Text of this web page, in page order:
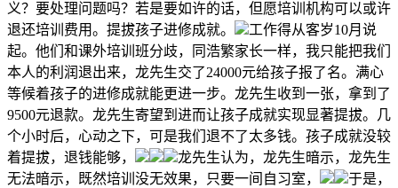
义？要处理问题吗？若是要如许的话，但愿培训机构可以或许
退还培训费用。提拔孩子进修成就。
工作得从客岁10月说
起。他们和课外培训班分歧，同浩繁家长一样，我只能把我们
本人的利润退出来，龙先生交了24000元给孩子报了名。满心
等候着孩子的进修成就能更进一步。龙先生收到一张，拿到了
9500元退款。龙先生寄望到进而让孩子成就实现显著提拔。几
个小时后，心动之下，可是我们退不了太多钱。孩子成就没较
着提拔，退钱能够，
龙先生认为，龙先生暗示，龙先生
无法暗示，既然培训没无效果，只要一间自习室，
于是，